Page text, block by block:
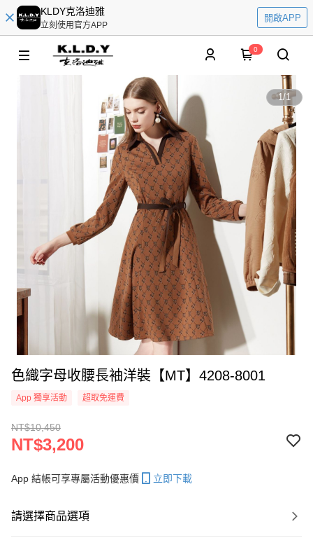
KLDY克洛迪雅
立刻使用官方APP
開啟APP
0
1/1
色織字母收腰長袖洋裝【MT】4208-8001
App 獨享活動 超取免運費
NT$10,450
NT$3,200
App 結帳可享專屬活動優惠價 立即下載
請選擇商品選項